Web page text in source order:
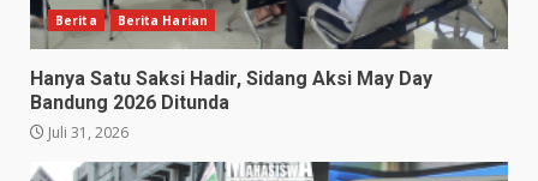
Berita Berita Harian
Hanya Satu Saksi Hadir, Sidang Aksi May Day
Bandung 2026 Ditunda
Juli 31, 2026